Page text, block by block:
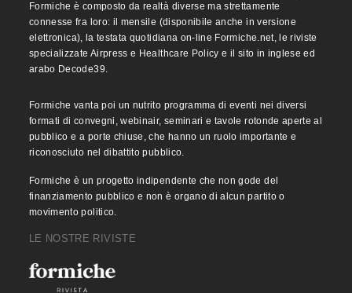
Formiche è composto da realtà diverse ma strettamente
connesse fra loro: il mensile (disponibile anche in versione
elettronica), la testata quotidiana on-line Formiche.net, le riviste
specializzate Airpress e Healthcare Policy e il sito in inglese ed
arabo Decode39.
Formiche vanta poi un nutrito programma di eventi nei diversi
formati di convegni, webinair, seminari e tavole rotonde aperte al
pubblico e a porte chiuse, che hanno un ruolo importante e
riconosciuto nel dibattito pubblico.
Formiche è un progetto indipendente che non gode del
finanziamento pubblico e non è organo di alcun partito o
movimento politico.
LE NOSTRE RIVISTE